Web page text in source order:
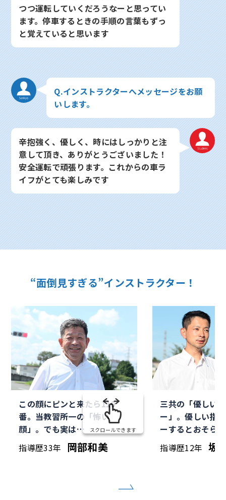
つつ運転していくだろうなーと思ってい
ます。停車するときの手順の言葉もずっ
と覚えていると思います
Q.インストラクターへメッセージをお願
いします。
辛抱強く、優しく、時にはしっかりと注
意して頂き、ありがとうございました！
安全運転で頑張ります。これからの車ラ
イフがとても楽しみです
“面倒見すぎる”インストラクター！
この顔にピンと来たら110
番。当教習所一の「怖い
顔」。でも実は…
指導歴33年 岡部和美
三共の「優しい
ー」。優しい指
ーするとおそら
指導歴12年 坂
スクロールできます